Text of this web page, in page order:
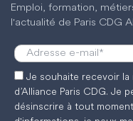
Emploi, formation,
l'actualité de Paris CDG
Je souhaite recevoir
d’Alliance Paris CDG. Je
désinscrire à tout